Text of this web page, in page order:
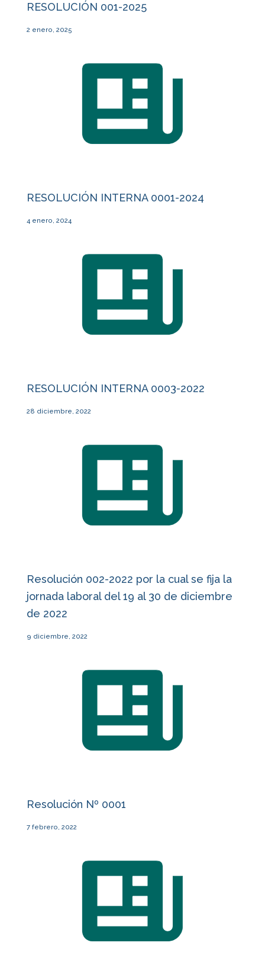
RESOLUCIÓN 001-2025
2 enero, 2025
RESOLUCIÓN INTERNA 0001-2024
4 enero, 2024
RESOLUCIÓN INTERNA 0003-2022
28 diciembre, 2022
Resolución 002-2022 por la cual se fija la
jornada laboral del 19 al 30 de diciembre
de 2022
9 diciembre, 2022
Resolución Nº 0001
7 febrero, 2022